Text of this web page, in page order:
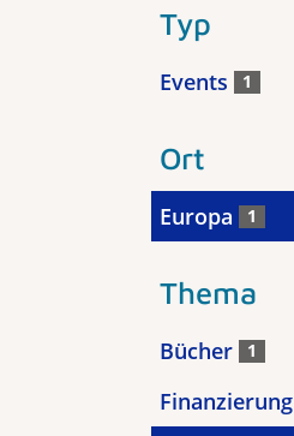
Typ
Events 1
Ort
Europa 1
Thema
Bücher 1
Finanzierung